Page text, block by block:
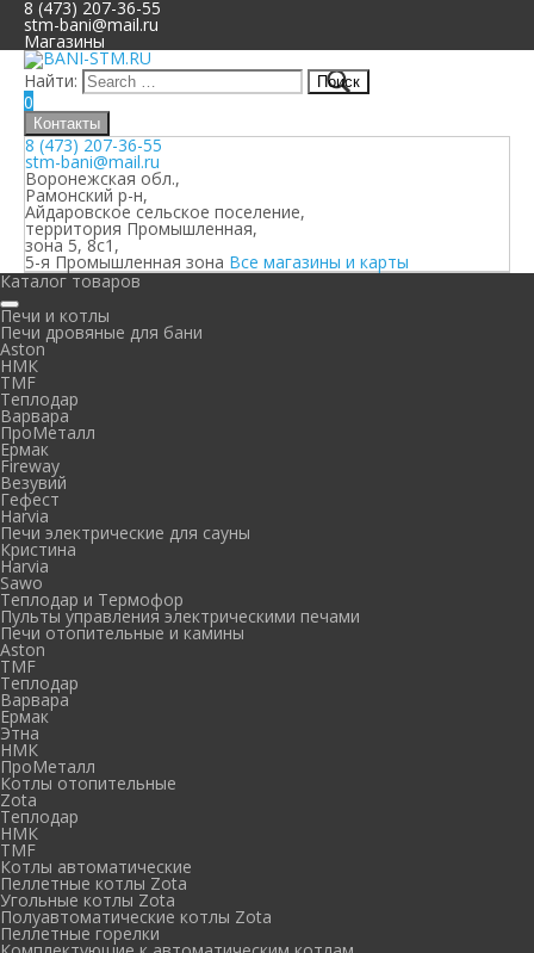
8 (473) 207-36-55
stm-bani@mail.ru
Магазины
Найти:
0
Контакты
8 (473) 207-36-55
stm-bani@mail.ru
Воронежская обл.,
Рамонский р-н,
Айдаровское сельское поселение,
территория Промышленная,
зона 5, 8с1,
5-я Промышленная зона Все магазины и карты
Каталог товаров
Печи и котлы
Печи дровяные для бани
Aston
НМК
TMF
Теплодар
Варвара
ПроМеталл
Ермак
Fireway
Везувий
Гефест
Harvia
Печи электрические для сауны
Кристина
Harvia
Sawo
Теплодар и Термофор
Пульты управления электрическими печами
Печи отопительные и камины
Aston
TMF
Теплодар
Варвара
Ермак
Этна
НМК
ПроМеталл
Котлы отопительные
Zota
Теплодар
НМК
TMF
Котлы автоматические
Пеллетные котлы Zota
Угольные котлы Zota
Полуавтоматические котлы Zota
Пеллетные горелки